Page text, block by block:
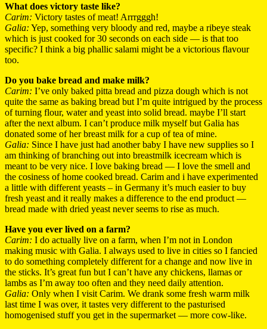
What does victory taste like?
Carim: Victory tastes of meat! Arrrgggh!
Galia: Yep, something very bloody and red, maybe a ribeye steak
which is just cooked for 30 seconds on each side — is that too
specific? I think a big phallic salami might be a victorious flavour
too.
Do you bake bread and make milk?
Carim: I’ve only baked pitta bread and pizza dough which is not
quite the same as baking bread but I’m quite intrigued by the process
of turning flour, water and yeast into solid bread. maybe I’ll start
after the next album. I can’t produce milk myself but Galia has
donated some of her breast milk for a cup of tea of mine.
Galia: Since I have just had another baby I have new supplies so I
am thinking of branching out into breastmilk icecream which is
meant to be very nice. I love baking bread — I love the smell and
the cosiness of home cooked bread. Carim and i have experimented
a little with different yeasts – in Germany it’s much easier to buy
fresh yeast and it really makes a difference to the end product —
bread made with dried yeast never seems to rise as much.
Have you ever lived on a farm?
Carim: I do actually live on a farm, when I’m not in London
making music with Galia. I always used to live in cities so I fancied
to do something completely different for a change and now live in
the sticks. It’s great fun but I can’t have any chickens, llamas or
lambs as I’m away too often and they need daily attention.
Galia: Only when I visit Carim. We drank some fresh warm milk
last time I was over, it tastes very different to the pasturised
homogenised stuff you get in the supermarket — more cow-like.